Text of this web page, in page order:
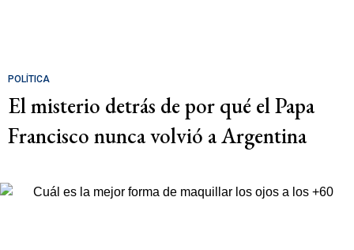
POLÍTICA
El misterio detrás de por qué el Papa
Francisco nunca volvió a Argentina